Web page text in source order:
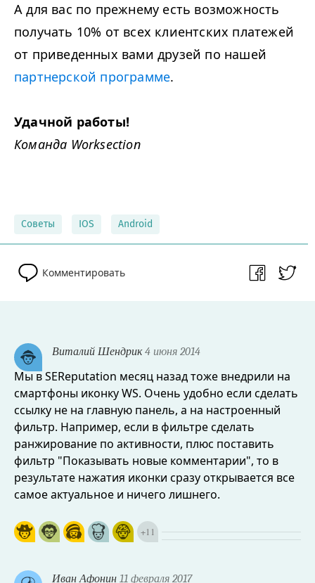
А для вас по прежнему есть возможность
получать 10% от всех клиентских платежей
от приведенных вами друзей по нашей
партнерской программе.
Удачной работы!
Команда Worksection
Советы IOS Android
Комментировать
Виталий Шендрик4 июня 2014
Мы в SEReputation месяц назад тоже внедрили на
смартфоны иконку WS. Очень удобно если сделать
ссылку не на главную панель, а на настроенный
фильтр. Например, если в фильтре сделать
ранжирование по активности, плюс поставить
фильтр "Показывать новые комментарии", то в
результате нажатия иконки сразу открывается все
самое актуальное и ничего лишнего.
+11
Иван Афонин 11 февраля 2017